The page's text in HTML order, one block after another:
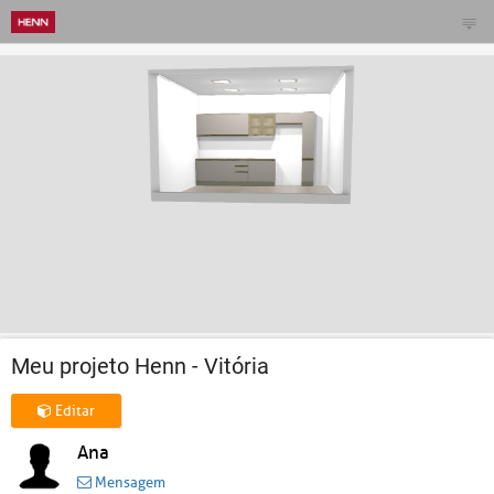
Meu projeto Henn - Vitória
Editar
Ana
Mensagem